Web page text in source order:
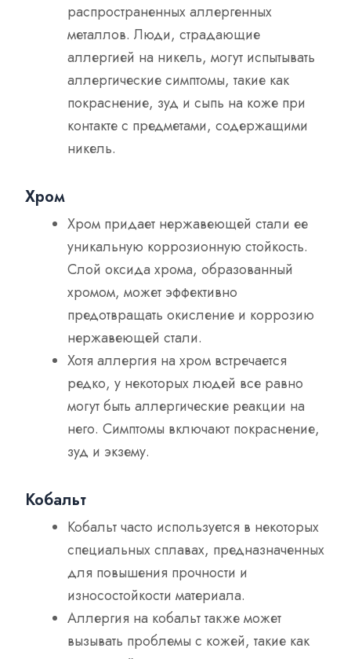
распространенных аллергенных
металлов. Люди, страдающие
аллергией на никель, могут испытывать
аллергические симптомы, такие как
покраснение, зуд и сыпь на коже при
контакте с предметами, содержащими
никель.
Хром
Хром придает нержавеющей стали ее
уникальную коррозионную стойкость.
Слой оксида хрома, образованный
хромом, может эффективно
предотвращать окисление и коррозию
нержавеющей стали.
Хотя аллергия на хром встречается
редко, у некоторых людей все равно
могут быть аллергические реакции на
него. Симптомы включают покраснение,
зуд и экзему.
Кобальт
Кобальт часто используется в некоторых
специальных сплавах, предназначенных
для повышения прочности и
износостойкости материала.
Аллергия на кобальт также может
вызывать проблемы с кожей, такие как